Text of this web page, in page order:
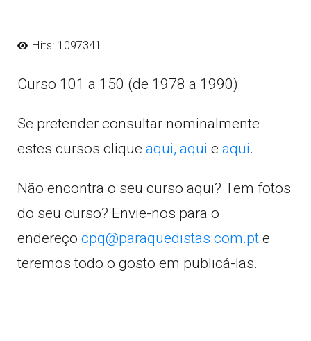
Hits: 1097341
Curso 101 a 150 (de 1978 a 1990)
Se pretender consultar nominalmente
estes cursos clique aqui, aqui e aqui.
Não encontra o seu curso aqui? Tem fotos
do seu curso? Envie-nos para o
endereço cpq@paraquedistas.com.pt e
teremos todo o gosto em publicá-las.